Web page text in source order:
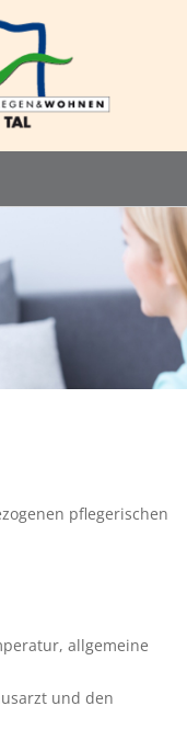
pflegerischen
allgemeine
und den